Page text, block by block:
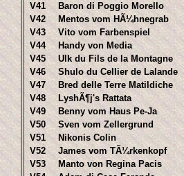
V41
Baron di Poggio Morello
V42
Mentos vom HÃ¼hnegrab
V43
Vito vom Farbenspiel
V44
Handy von Media
V45
Ulk du Fils de la Montagne
V46
Shulo du Cellier de Lalande
V47
Bred delle Terre Matildiche
V48
LyshÃ¶j's Rattata
V49
Benny vom Haus Pe-Ja
V50
Sven vom Zellergrund
V51
Nikonis Colin
V52
James vom TÃ¼rkenkopf
V53
Manto von Regina Pacis